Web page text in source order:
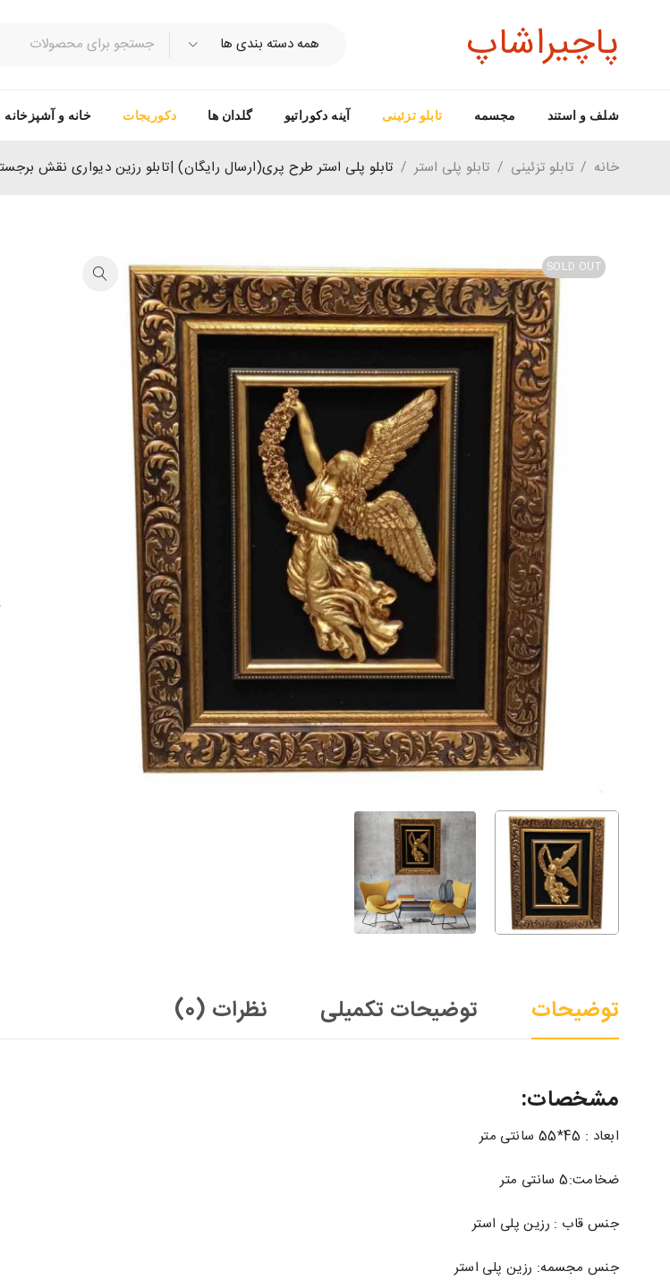
پاچیراشاپ
شلف و استند مجسمه تابلو تزئینی آینه دکوراتیو گلدان ها دکوریجات خانه و آشپزخانه
خانه / تابلو تزئینی / تابلو پلی استر / تابلو پلی استر طرح پری(ارسال رایگان) |تابلو رزین دیواری نقش
SOLD OUT
توضیحات توضیحات تکمیلی نظرات (0)
مشخصات:
ابعاد : 45*55 سانتی متر
ضخامت:5 سانتی متر
جنس قاب : رزین پلی استر
جنس مجسمه: رزین پلی استر